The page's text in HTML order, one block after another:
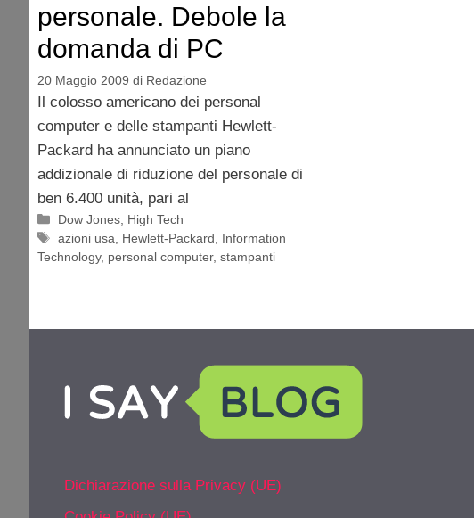
personale. Debole la
domanda di PC
20 Maggio 2009 di Redazione
Il colosso americano dei personal
computer e delle stampanti Hewlett-
Packard ha annunciato un piano
addizionale di riduzione del personale di
ben 6.400 unità, pari al
Categorie
Dow Jones High Tech
Tag
azioni usa Hewlett-Packard
Information
Technology, personal computer, stampanti
Dichiarazione sulla Privacy (UE)